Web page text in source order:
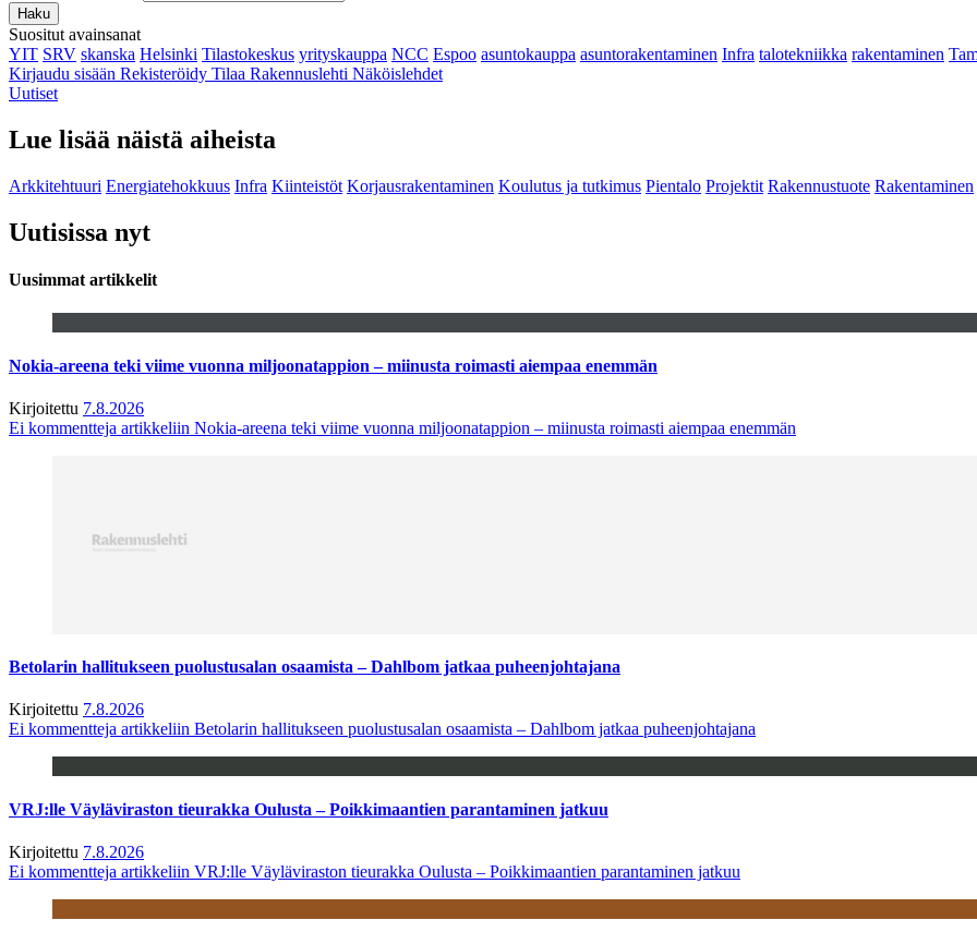
Haku
Suositut avainsanat
YIT SRV skanska Helsinki Tilastokeskus yrityskauppa NCC Espoo asuntokauppa asuntorakentaminen Infra talotekniikka rakentaminen
Kirjaudu sisään Rekisteröidy Tilaa Rakennuslehti Näköislehdet
Uutiset
Lue lisää näistä aiheista
Arkkitehtuuri Energiatehokkuus Infra Kiinteistöt Korjausrakentaminen Koulutus ja tutkimus Pientalo Projektit Rakennustuote Rakentaminen
Uutisissa nyt
Uusimmat artikkelit
Nokia-areena teki viime vuonna miljoonatappion – miinusta roimasti aiempaa enemmän
Kirjoitettu 7.8.2026
Ei kommentteja artikkeliin Nokia-areena teki viime vuonna miljoonatappion – miinusta roimasti aiempaa enemmän
Betolarin hallitukseen puolustusalan osaamista – Dahlbom jatkaa puheenjohtajana
Kirjoitettu 7.8.2026
Ei kommentteja artikkeliin Betolarin hallitukseen puolustusalan osaamista – Dahlbom jatkaa puheenjohtajana
VRJ:lle Väyläviraston tieurakka Oulusta – Poikkimaantien parantaminen jatkuu
Kirjoitettu 7.8.2026
Ei kommentteja artikkeliin VRJ:lle Väyläviraston tieurakka Oulusta – Poikkimaantien parantaminen jatkuu